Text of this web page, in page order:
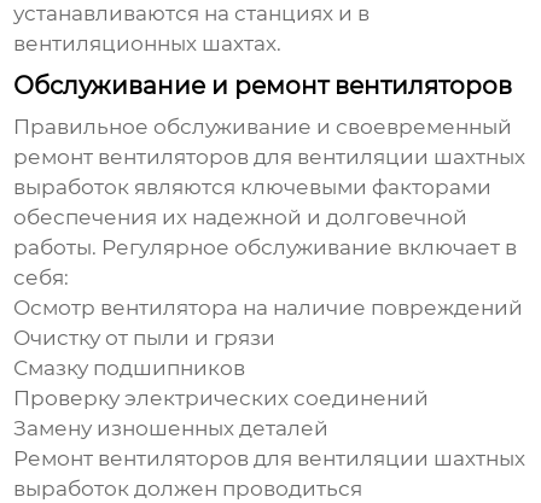
устанавливаются на станциях и в
вентиляционных шахтах.
Обслуживание и ремонт вентиляторов
Правильное обслуживание и своевременный
ремонт вентиляторов для вентиляции шахтных
выработок являются ключевыми факторами
обеспечения их надежной и долговечной
работы. Регулярное обслуживание включает в
себя:
Осмотр вентилятора на наличие повреждений
Очистку от пыли и грязи
Смазку подшипников
Проверку электрических соединений
Замену изношенных деталей
Ремонт вентиляторов для вентиляции шахтных
выработок должен проводиться